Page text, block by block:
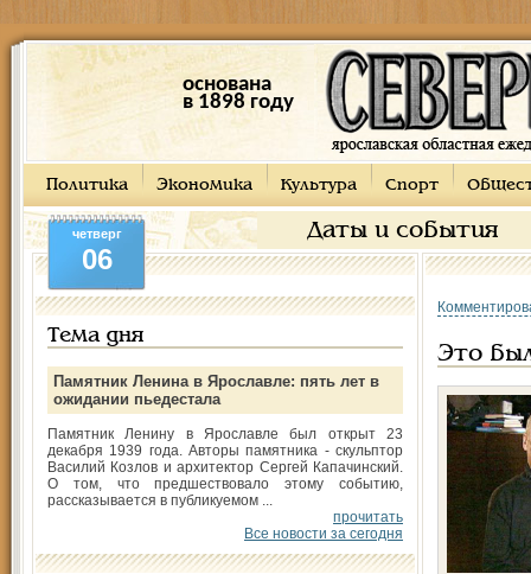
основана
в 1898 году
Политика Экономика Культура Спорт
Даты и события
четверг
06
Тема дня
Памятник Ленина в Ярославле: пять лет в
ожидании пьедестала
Памятник Ленину в Ярославле был открыт 23
декабря 1939 года. Авторы памятника - скульптор
Василий Козлов и архитектор Сергей Капачинский.
О том, что предшествовало этому событию,
рассказывается в публикуемом ...
прочитать
Все новости за сегодня
Это